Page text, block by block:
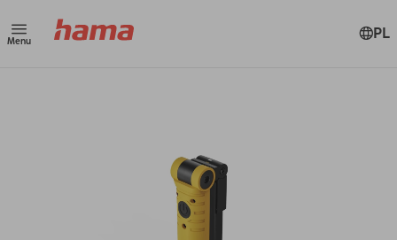
Menu PL